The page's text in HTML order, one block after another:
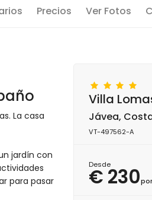
Precios Ver Fotos
La casa
jardín con
para pasar
Villa
Jávea,
VT-497562-A
Desde
€ 230